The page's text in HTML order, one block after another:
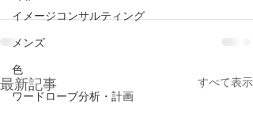
イメージコンサルティング
メンズ
色
ワードローブ分析・計画
最新記事 すべて表示